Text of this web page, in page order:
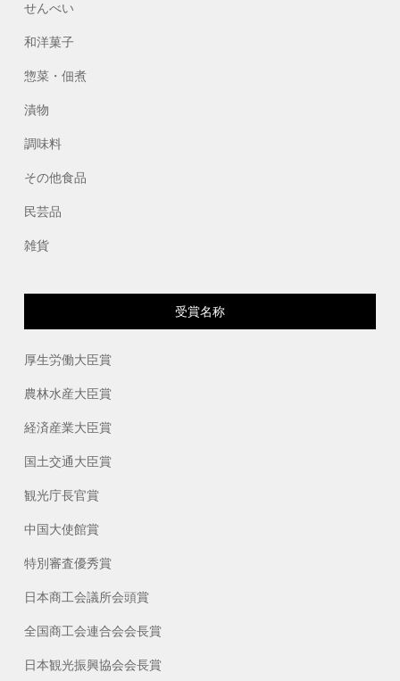
せんべい
和洋菓子
惣菜・佃煮
漬物
調味料
その他食品
民芸品
雑貨
受賞名称
厚生労働大臣賞
農林水産大臣賞
経済産業大臣賞
国土交通大臣賞
観光庁長官賞
中国大使館賞
特別審査優秀賞
日本商工会議所会頭賞
全国商工会連合会会長賞
日本観光振興協会会長賞